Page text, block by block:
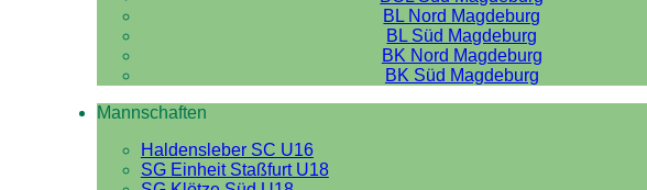
BL Nord Magdeburg
BL Süd Magdeburg
BK Nord Magdeburg
BK Süd Magdeburg
Mannschaften
Haldensleber SC U16
SG Einheit Staßfurt U18